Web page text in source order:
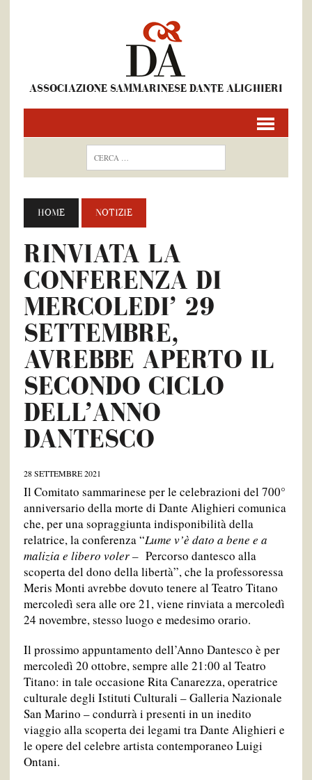
ASSOCIAZIONE SAMMARINESE DANTE ALIGHIERI
HOME NOTIZIE
RINVIATA LA
CONFERENZA DI
MERCOLEDI’ 29
SETTEMBRE,
AVREBBE APERTO IL
SECONDO CICLO
DELL’ANNO
DANTESCO
28 SETTEMBRE 2021
Il Comitato sammarinese per le celebrazioni del 700°
anniversario della morte di Dante Alighieri comunica
che, per una sopraggiunta indisponibilità della
relatrice, la conferenza “Lume v’è dato a bene e a
malizia e libero voler – Percorso dantesco alla
scoperta del dono della libertà”, che la professoressa
Meris Monti avrebbe dovuto tenere al Teatro Titano
mercoledì sera alle ore 21, viene rinviata a mercoledì
24 novembre, stesso luogo e medesimo orario.
Il prossimo appuntamento dell’Anno Dantesco è per
mercoledì 20 ottobre, sempre alle 21:00 al Teatro
Titano: in tale occasione Rita Canarezza, operatrice
culturale degli Istituti Culturali – Galleria Nazionale
San Marino – condurrà i presenti in un inedito
viaggio alla scoperta dei legami tra Dante Alighieri e
le opere del celebre artista contemporaneo Luigi
Ontani.